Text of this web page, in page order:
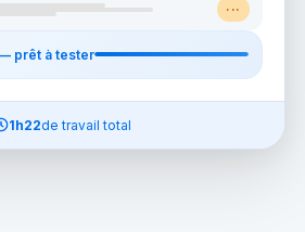
···
prêt à tester
1h22de travail total